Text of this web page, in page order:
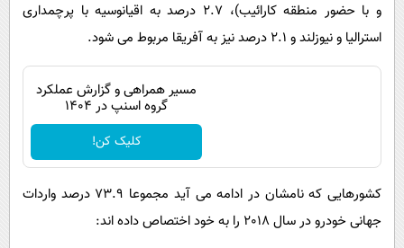
و با حضور منطقه کارائیب)، 2.7 درصد به اقیانوسیه با پرچمداری
استرالیا و نیوزلند و 2.1 درصد نیز به آفریقا مربوط می شود.
مسیر همراهی و گزارش عملکرد
گروه اسنپ در ۱۴۰۴
کلیک کن!
کشورهایی که نامشان در ادامه می آید مجموعا 73.9 درصد واردات
جهانی خودرو در سال 2018 را به خود اختصاص داده اند: